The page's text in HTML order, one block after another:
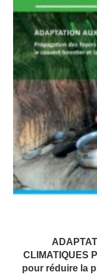
CLIMATIQUES
pour réduire la